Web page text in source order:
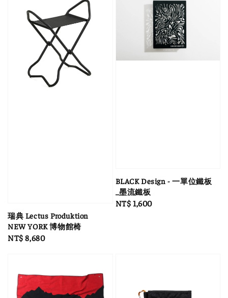
瑞典 Lectus Produktion
NEW YORK 博物館椅
Regular
NT$ 8,680
BLACK Design - 一單位鐵板
_墨流鐵板
Regular
NT$ 1,600